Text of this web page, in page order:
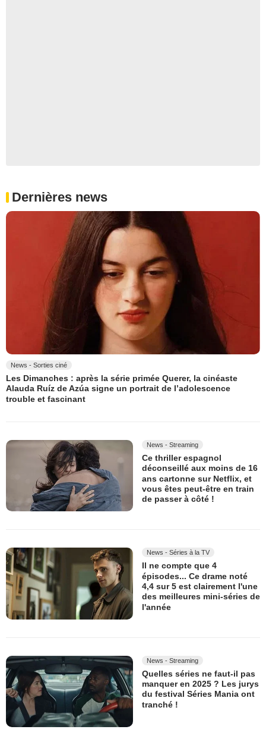
Dernières news
News - Sorties ciné
Les Dimanches : après la série primée Querer, la cinéaste
Alauda Ruíz de Azúa signe un portrait de l’adolescence
trouble et fascinant
News - Streaming
Ce thriller espagnol
déconseillé aux moins de 16
ans cartonne sur Netflix, et
vous êtes peut-être en train
de passer à côté !
News - Séries à la TV
Il ne compte que 4
épisodes... Ce drame noté
4,4 sur 5 est clairement l'une
des meilleures mini-séries de
l'année
News - Streaming
Quelles séries ne faut-il pas
manquer en 2025 ? Les jurys
du festival Séries Mania ont
tranché !